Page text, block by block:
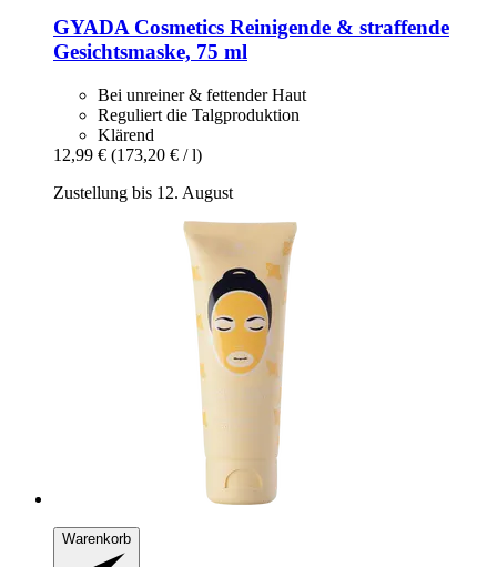
GYADA Cosmetics Reinigende & straffende
Gesichtsmaske, 75 ml
Bei unreiner & fettender Haut
Reguliert die Talgproduktion
Klärend
12,99 € (173,20 € / l)
Zustellung bis 12. August
Warenkorb